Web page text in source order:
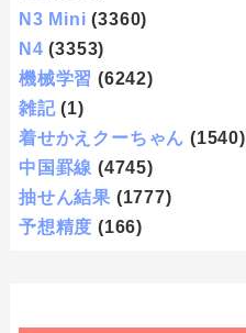
N3 Mini (3360)
N4 (3353)
機械学習 (6242)
雑記 (1)
着せかえクーちゃん (1540)
中国罫線 (4745)
抽せん結果 (1777)
予想精度 (166)